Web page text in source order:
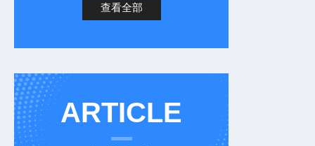
查看全部
ARTICLE